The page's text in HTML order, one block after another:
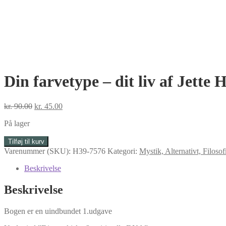
Din farvetype – dit liv af Jette
kr.90.00 Den
kr. 90.00.
kr. 45.00Den
På lager
Din
farvetype
af
Jette
antal
Tilføj til kurv
Varenummer (SKU): H39-7576 Kategori: Mystik, Alternativt,
Beskrivelse
Beskrivelse
Bogen er en uindbundet 1.udgave